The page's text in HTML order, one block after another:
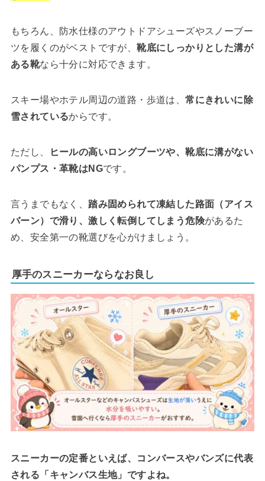
もちろん、防水仕様のアウトドアシューズやスノーブー
ツを履くのがベストですが、靴底にしっかりとした溝が
ある靴なら十分に対応できます。
スキー場やホテル周辺の道路・歩道は、常にきれいに除
雪されているからです。
ただし、
ヒールの高いロングブーツや、靴底に溝がない
パンプス・革靴はNGです。
言うまでもなく、 踏み固められて凍結した路面（アイス
バーン）で滑り、激しく転倒してしまう危険があるた
め、安全第一の靴選びを心がけましょう。
厚手のスニーカーならなお良し
スニーカーの定番といえば、コンバースやバンズに代表
される「キャンバス生地」ですよね。